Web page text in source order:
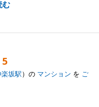
む心掛けております。
めて参ります。
ご相談事がございまし
願い申し上げます。
5
楽坂駅）の マンション を ご